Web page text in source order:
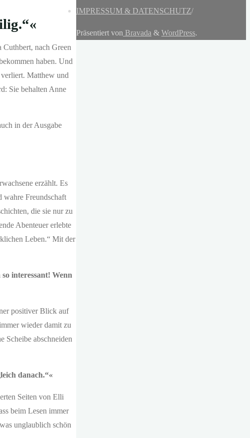
nach Green
haben. Und
Matthew und
Sie behalten Anne
in der Ausgabe
erzählt. Es
wahre Freundschaft
die sie nur zu
Abenteuer erlebte
Leben.“ Mit der
interessant! Wenn
positiver Blick auf
wieder damit zu
Scheibe abschneiden
danach.“«
Seiten von Elli
beim Lesen immer
unglaublich schön
IMPRESSUM & DATENSCHUTZ/
Präsentiert von Bravada & WordPress.